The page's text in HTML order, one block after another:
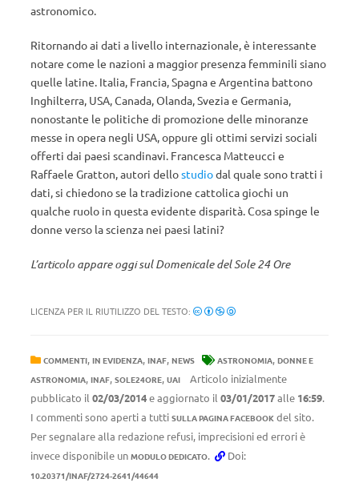
astronomico.
Ritornando ai dati a livello internazionale, è interessante
notare come le nazioni a maggior presenza femminili siano
quelle latine. Italia, Francia, Spagna e Argentina battono
Inghilterra, USA, Canada, Olanda, Svezia e Germania,
nonostante le politiche di promozione delle minoranze
messe in opera negli USA, oppure gli ottimi servizi sociali
offerti dai paesi scandinavi. Francesca Matteucci e
Raffaele Gratton, autori dellostudiodal quale sono tratti i
dati, si chiedono se la tradizione cattolica giochi un
qualche ruolo in questa evidente disparità. Cosa spinge le
donne verso la scienza nei paesi latini?
L’articolo appare oggi sul Domenicale del Sole 24 Ore
LICENZA PER IL RIUTILIZZO DEL TESTO:
COMMENTI, IN EVIDENZA, INAF, NEWS ASTRONOMIA, DONNE E
ASTRONOMIA, INAF, SOLE24ORE, UAI
Articolo inizialmente
pubblicato il 02/03/2014e aggiornato il 03/01/2017alle 16:59.
I commenti sono aperti a tutti SULLA PAGINA FACEBOOK del sito.
Per segnalare alla redazione refusi, imprecisioni ed errori è
invece disponibile un MODULO DEDICATO. Doi:
10.20371/INAF/2724-2641/44644